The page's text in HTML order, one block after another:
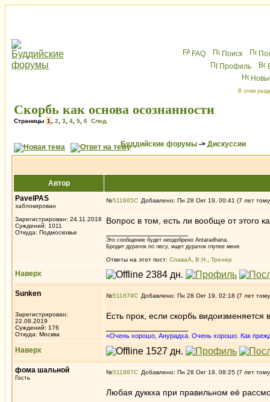
FAQ Поиск
Профиль
В этом
Скорбь как основа осознанности
Страницы 1 2 3 4 5 6 След.
Буддийские форумы -> Дискуссии
Автор
PavelPAS
заблокирован
Зарегистрирован: 24.11.2018
Суждений: 1011
Откуда: Подмосковье
№511865 Добавлено: Пн 28 Окт 19, 00:41 (7 лет
Вопрос в том, есть ли вообще от этого
Это сообщение будет неодобрено Antaradhana.
Бродит дурачок по лесу, ищет дурачок глупее меня.
Ответы на этот пост: СлаваА В.Н. Тренер
Наверх
Sunken
Зарегистрирован:
22.08.2019
Суждений: 176
Откуда: Москва
№511879 Добавлено: Пн 28 Окт 19, 02:18 (7 лет
Есть прок, если скорбь
«Очень хорошо, Анурадха. Очень хорошо. Как
Наверх
фома шальной
Гость
№511887 Добавлено: Пн 28 Окт 19, 08:25 (7 лет
Любая дуккха при правильном её